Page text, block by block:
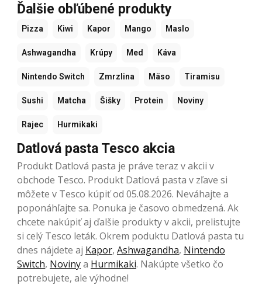
Ďalšie obľúbené produkty
Pizza Kiwi Kapor Mango Maslo
Ashwagandha Krúpy Med Káva
Nintendo Switch Zmrzlina Mäso Tiramisu
Sushi Matcha Šišky Protein Noviny
Rajec Hurmikaki
Datlová pasta Tesco akcia
Produkt Datlová pasta je práve teraz v akcii v
obchode Tesco. Produkt Datlová pasta v zľave si
môžete v Tesco kúpiť od 05.08.2026. Neváhajte a
poponáhľajte sa. Ponuka je časovo obmedzená. Ak
chcete nakúpiť aj ďalšie produkty v akcii, prelistujte
si celý Tesco leták. Okrem poduktu Datlová pasta tu
dnes nájdete aj Kapor, Ashwagandha, Nintendo
Switch, Novinya Hurmikaki. Nakúpte všetko čo
potrebujete, ale výhodne!